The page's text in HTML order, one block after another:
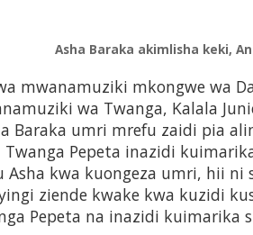
Asha Baraka akimlisha keki,
mwanamuziki mkongwe wa
wa Twanga, Kalala
Baraka umri mrefu zaidi pia
Pepeta inazidi
Asha kwa kuongeza umri, hii ni
ziende kwake kwa kuzidi
Pepeta na inazidi kuimarika